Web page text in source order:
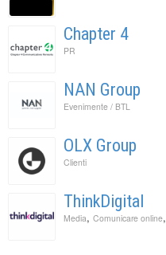
Chapter 4
PR
NAN Group
Evenimente / BTL
OLX Group
Clienti
ThinkDigital
Media, Comunicare online,